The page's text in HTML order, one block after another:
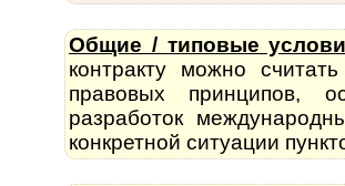
Общие / типовые
кон­т­рак­ту можно
правовых прин­ципов,
разработок
конкретной ситуации